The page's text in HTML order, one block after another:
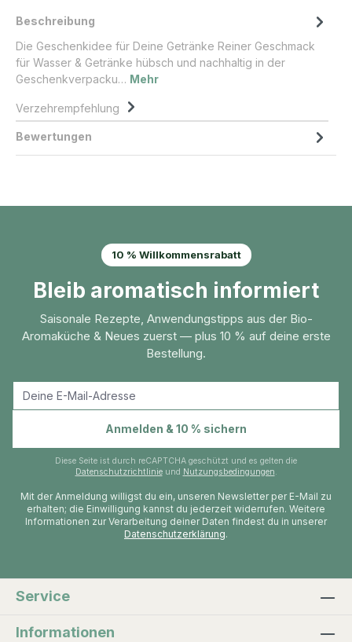
Beschreibung
Die Geschenkidee für Deine Getränke Reiner Geschmack
für Wasser & Getränke hübsch und nachhaltig in der
Geschenkverpacku… Mehr
Verzehrempfehlung
Bewertungen
10 % Willkommensrabatt
Bleib aromatisch informiert
Saisonale Rezepte, Anwendungstipps aus der Bio-
Aromaküche & Neues zuerst — plus 10 % auf deine erste
Bestellung.
Anmelden & 10 % sichern
Diese Seite ist durch reCAPTCHA geschützt und es gelten die
Datenschutzrichtlinieund Nutzungsbedingungen.
Mit der Anmeldung willigst du ein, unseren Newsletter per E-Mail zu
erhalten; die Einwilligung kannst du jederzeit widerrufen. Weitere
Informationen zur Verarbeitung deiner Daten findest du in unserer
Datenschutzerklärung.
Service
Informationen